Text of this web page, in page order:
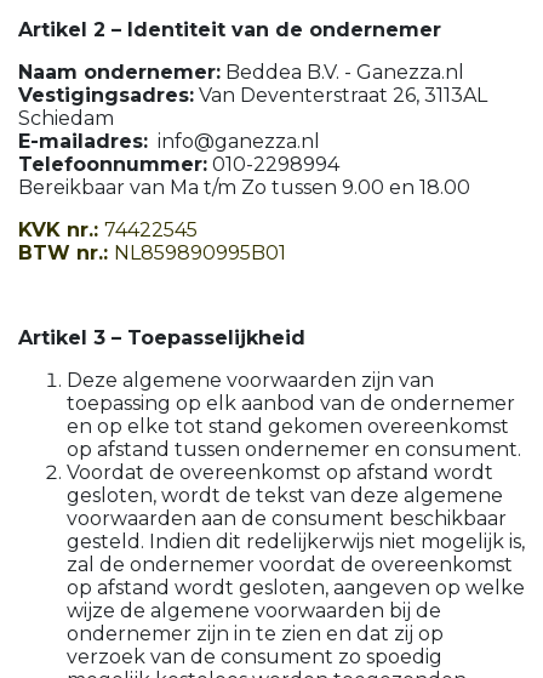
Artikel 2 – Identiteit van de ondernemer
Naam ondernemer: Beddea B.V. - Ganezza.nl
Vestigingsadres: Van Deventerstraat 26, 3113AL
Schiedam
E-mailadres: info@ganezza.nl
Telefoonnummer: 010-2298994
Bereikbaar van Ma t/m Zo tussen 9.00 en 18.00
KVK nr.: 74422545
BTW nr.: NL859890995B01
Artikel 3 – Toepasselijkheid
Deze algemene voorwaarden zijn van
toepassing op elk aanbod van de ondernemer
en op elke tot stand gekomen overeenkomst
op afstand tussen ondernemer en consument.
Voordat de overeenkomst op afstand wordt
gesloten, wordt de tekst van deze algemene
voorwaarden aan de consument beschikbaar
gesteld. Indien dit redelijkerwijs niet mogelijk is,
zal de ondernemer voordat de overeenkomst
op afstand wordt gesloten, aangeven op welke
wijze de algemene voorwaarden bij de
ondernemer zijn in te zien en dat zij op
verzoek van de consument zo spoedig